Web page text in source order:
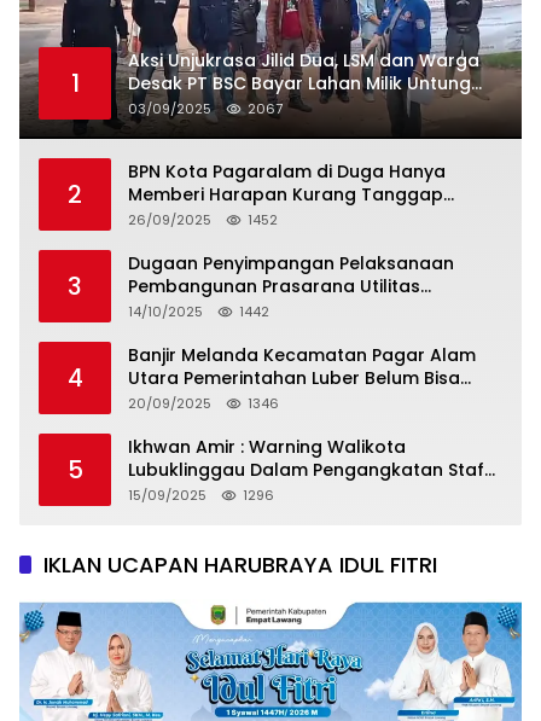
1
Aksi Unjukrasa Jilid Dua, LSM dan Warga
Desak PT BSC Bayar Lahan Milik Untung
Suropati
03/09/2025 2067
2
BPN Kota Pagaralam di Duga Hanya
Memberi Harapan Kurang Tanggap
Terkait Sertifikat Tumpang Tindih
26/09/2025 1452
3
Dugaan Penyimpangan Pelaksanaan
Pembangunan Prasarana Utilitas
Permukiman Desa Pajar Bulan
14/10/2025 1442
4
Banjir Melanda Kecamatan Pagar Alam
Utara Pemerintahan Luber Belum Bisa
Mengatasi Banjir
20/09/2025 1346
5
Ikhwan Amir : Warning Walikota
Lubuklinggau Dalam Pengangkatan Staf
Khusus
15/09/2025 1296
IKLAN UCAPAN HARUBRAYA IDUL FITRI